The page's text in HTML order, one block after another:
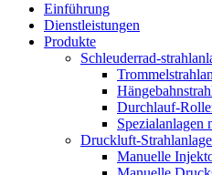
Einführung
Dienstleistungen
Produkte
Schleuderrad-
Durchlauf-
Spezialanlagen
Druckluft-
Manuelle